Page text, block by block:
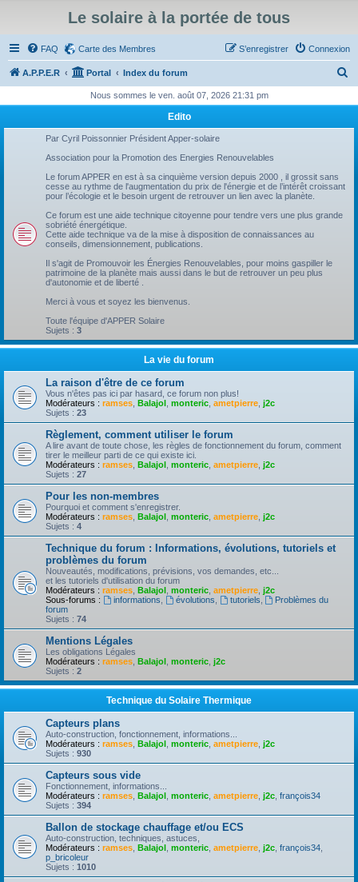
Le solaire à la portée de tous
FAQ Carte des Membres Connexion
S’enregistrer
A.P.P.E.R Portal Index du forum
h
Nous sommes le ven. août 07, 2026 21:31 pm
Edito
Par Cyril Poissonnier Président Apper-solaire
Association pour la Promotion des Energies Renouvelables
Le forum APPER en est à sa cinquième version depuis 2000 , il grossit sans
cesse au rythme de l'augmentation du prix de l'énergie et de l’intérêt croissant
pour l’écologie et le besoin urgent de retrouver un lien avec la planète.
Ce forum est une aide technique citoyenne pour tendre vers une plus grande
sobriété énergétique.
Cette aide technique va de la mise à disposition de connaissances au
conseils, dimensionnement, publications.
Il s'agit de Promouvoir les Énergies Renouvelables, pour moins gaspiller le
patrimoine de la planète mais aussi dans le but de retrouver un peu plus
d'autonomie et de liberté .
Merci à vous et soyez les bienvenus.
Toute l'équipe d'APPER Solaire
Sujets : 3
La vie du forum
La raison d'être de ce forum
Vous n'êtes pas ici par hasard, ce forum non plus!
Modérateurs : ramses Balajol monteric ametpierre j2c
Sujets : 23
Règlement, comment utiliser le forum
A lire avant de toute chose, les règles de fonctionnement du forum, comment
tirer le meilleur parti de ce qui existe ici.
Modérateurs : ramses Balajol monteric ametpierre j2c
Sujets : 27
Pour les non-membres
Pourquoi et comment s'enregistrer.
Modérateurs : ramses Balajol monteric ametpierre j2c
Sujets : 4
Technique du forum : Informations, évolutions, tutoriels et
problèmes du forum
Nouveautés, modifications, prévisions, vos demandes, etc...
et les tutoriels d'utilisation du forum
Modérateurs : ramses Balajol monteric ametpierre j2c
Sous-forums :
informations évolutions tutoriels
Problèmes du
forum
Sujets : 74
Mentions Légales
Les obligations Légales
Modérateurs : ramses Balajol monteric j2c
Sujets : 2
Technique du Solaire Thermique
Capteurs plans
Auto-construction, fonctionnement, informations...
Modérateurs : ramses Balajol monteric ametpierre j2c
Sujets : 930
Capteurs sous vide
Fonctionnement, informations...
Modérateurs : ramses Balajol monteric ametpierre j2c françois34
Sujets : 394
Ballon de stockage chauffage et/ou ECS
Auto-construction, techniques, astuces,
Modérateurs : ramses Balajol monteric ametpierre j2c françois34
p_bricoleur
Sujets : 1010